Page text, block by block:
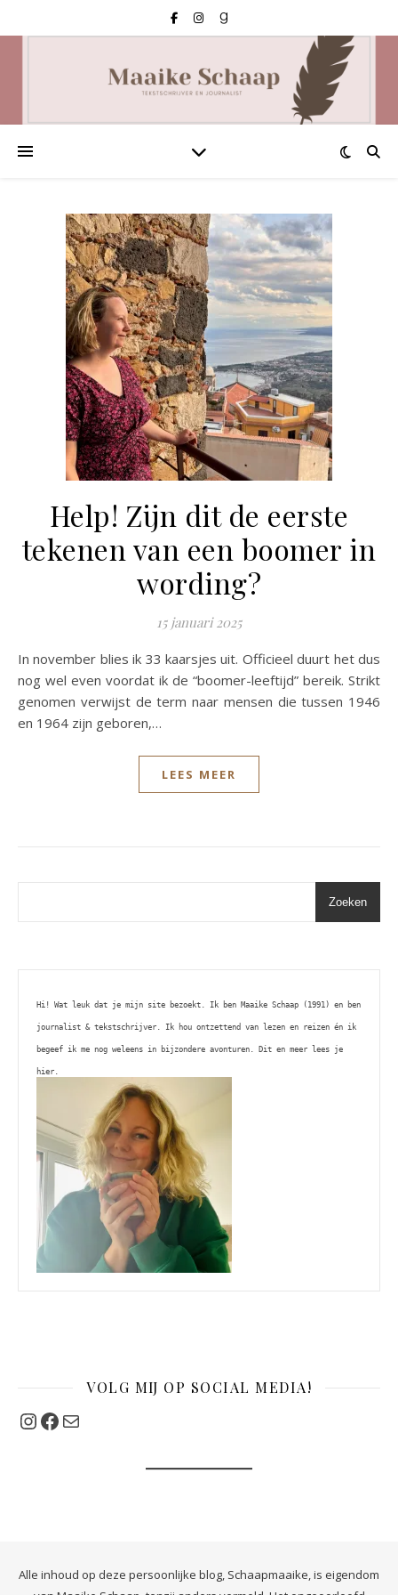
Help! Zijn dit de eerste
tekenen van een boomer in
wording?
15 januari 2025
In november blies ik 33 kaarsjes uit. Officieel duurt het dus
nog wel even voordat ik de “boomer-leeftijd” bereik. Strikt
genomen verwijst de term naar mensen die tussen 1946
en 1964 zijn geboren,…
LEES MEER
Zoeken
Hi! Wat leuk dat je mijn site bezoekt. Ik ben Maaike Schaap (1991) en ben
journalist & tekstschrijver. Ik hou ontzettend van lezen en reizen én ik
begeef ik me nog weleens in bijzondere avonturen. Dit en meer lees je
hier.
VOLG MIJ OP SOCIAL MEDIA!
Instagram
Facebook
Mail
Alle inhoud op deze persoonlijke blog, Schaapmaaike, is eigendom